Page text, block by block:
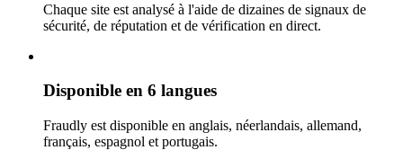
Chaque site est analysé à l'aide de dizaines de signaux de
sécurité, de réputation et de vérification en direct.
Disponible en 6 langues
Fraudly est disponible en anglais, néerlandais, allemand,
français, espagnol et portugais.